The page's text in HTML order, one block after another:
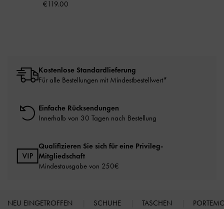
€119.00
Kostenlose Standardlieferung
Für alle Bestellungen mit Mindestbestellwert*
Einfache Rücksendungen
Innerhalb von 30 Tagen nach Bestellung
Qualifizieren Sie sich für eine Privileg-
Mitgliedschaft
Mindestausgabe von 250€
NEU EINGETROFFEN SCHUHE TASCHEN